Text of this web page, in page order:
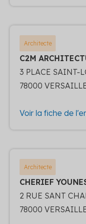
Architecte
C2M
3 PLACE SAINT-
78000
Voir la fiche de
Architecte
CHERIEF
2 RUE SANT
78000